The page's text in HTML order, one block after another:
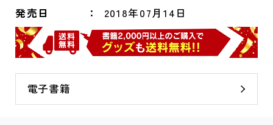
発売日 2018年07月14日
電子書籍